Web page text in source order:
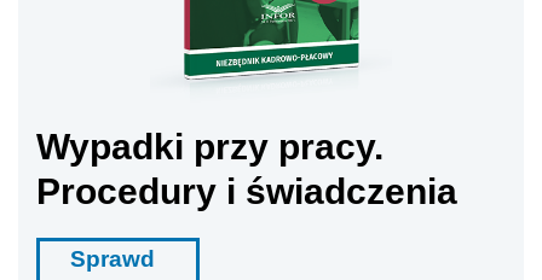
Wypadki przy pracy.
Procedury i świadczenia
Sprawd